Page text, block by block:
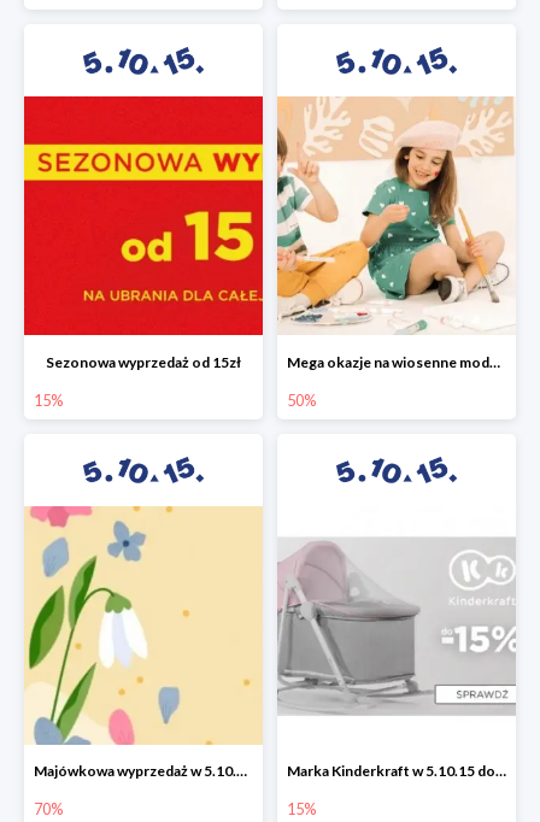
Sezonowa wyprzedaż od 15zł
15%
Mega okazje na wiosenne modele w 5.10.15 do -50%
50%
Majówkowa wyprzedaż w 5.10.15 do -70%
70%
Marka Kinderkraft w 5.10.15 do -15%
15%